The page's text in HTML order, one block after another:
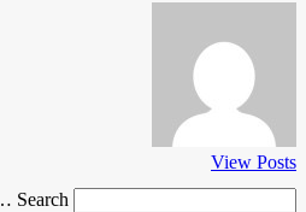
View Posts
Search …